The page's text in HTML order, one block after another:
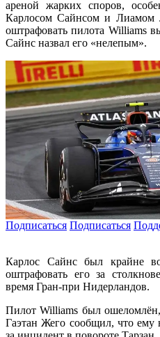
ареной жарких споров,
Карлосом Сайнсом и Лиамом
оштрафовать пилота Williams
Сайнс назвал его «нелепым».
Подписаться Подписаться
Карлос Сайнс был крайне
оштрафовать его за
время Гран-при Нидерландов.
Пилот Williams был
Гаэтан Жего сообщил, что ему